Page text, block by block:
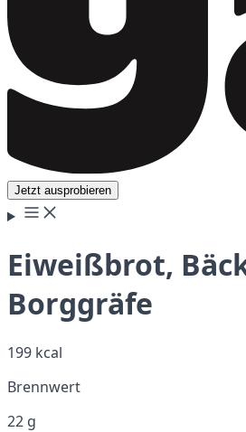
Jetzt ausprobieren
Eiweißbrot,
Borggräfe
199 kcal
Brennwert
22 g